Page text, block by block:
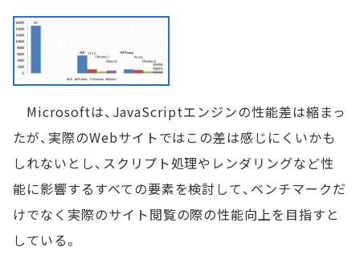
Microsoftは、JavaScriptエンジンの性能差は縮まっ
たが、実際のWebサイトではこの差は感じにくいかも
しれないとし、スクリプト処理やレンダリングなど性
能に影響するすべての要素を検討して、ベンチマークだ
けでなく実際のサイト閲覧の際の性能向上を目指すと
している。